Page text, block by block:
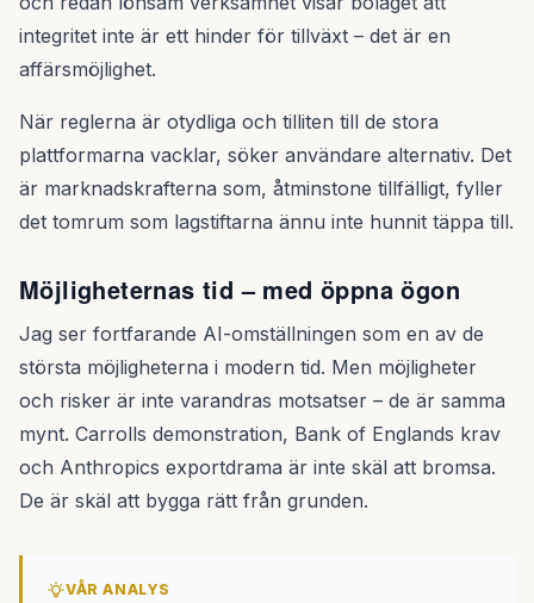
integritet inte är ett hinder för tillväxt – det är en
affärsmöjlighet.
När reglerna är otydliga och tilliten till de stora
plattformarna vacklar, söker användare alternativ. Det
är marknadskrafterna som, åtminstone tillfälligt, fyller
det tomrum som lagstiftarna ännu inte hunnit täppa till.
Möjligheternas tid – med öppna ögon
Jag ser fortfarande AI-omställningen som en av de
största möjligheterna i modern tid. Men möjligheter
och risker är inte varandras motsatser – de är samma
mynt. Carrolls demonstration, Bank of Englands krav
och Anthropics exportdrama är inte skäl att bromsa.
De är skäl att bygga rätt från grunden.
VÅR ANALYS